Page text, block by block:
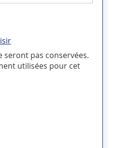
seront pas conservées.
utilisées pour cet